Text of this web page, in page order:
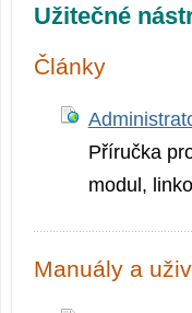
Užitečné
Články
Příručka
modul,
Manuály a